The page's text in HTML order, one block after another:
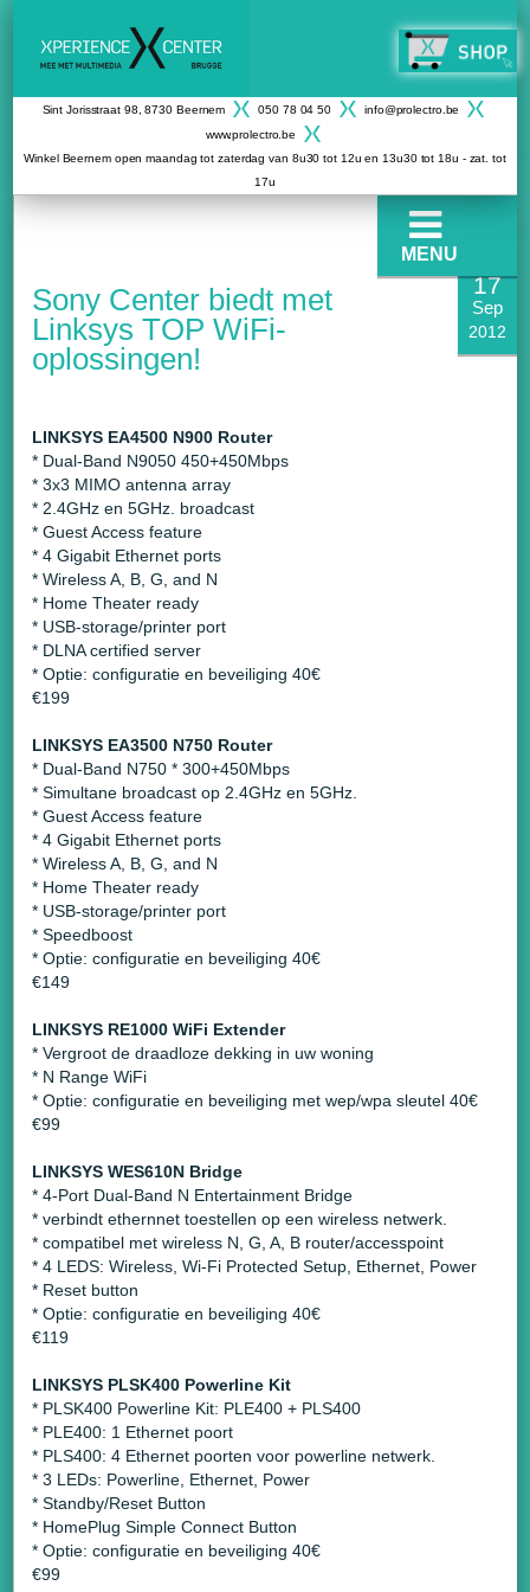
Sint Jorisstraat 98, 8730 Beernem 050 78 04 50
info@prolectro.be
www.prolectro.be
Winkel Beernem open maandag tot zaterdag van 8u30 tot 12u en 13u30 tot 18u - zat. tot
17u
17
Sep
2012
Sony Center biedt met
Linksys TOP WiFi-
oplossingen!
LINKSYS EA4500 N900 Router
* Dual-Band N9050 450+450Mbps
* 3x3 MIMO antenna array
* 2.4GHz en 5GHz. broadcast
* Guest Access feature
* 4 Gigabit Ethernet ports
* Wireless A, B, G, and N
* Home Theater ready
* USB-storage/printer port
* DLNA certified server
* Optie: configuratie en beveiliging 40€
€199
LINKSYS EA3500 N750 Router
* Dual-Band N750 * 300+450Mbps
* Simultane broadcast op 2.4GHz en 5GHz.
* Guest Access feature
* 4 Gigabit Ethernet ports
* Wireless A, B, G, and N
* Home Theater ready
* USB-storage/printer port
* Speedboost
* Optie: configuratie en beveiliging 40€
€149
LINKSYS RE1000 WiFi Extender
* Vergroot de draadloze dekking in uw woning
* N Range WiFi
* Optie: configuratie en beveiliging met wep/wpa sleutel 40€
€99
LINKSYS WES610N Bridge
* 4-Port Dual-Band N Entertainment Bridge
* verbindt ethernnet toestellen op een wireless netwerk.
* compatibel met wireless N, G, A, B router/accesspoint
* 4 LEDS: Wireless, Wi-Fi Protected Setup, Ethernet, Power
* Reset button
* Optie: configuratie en beveiliging 40€
€119
LINKSYS PLSK400 Powerline Kit
* PLSK400 Powerline Kit: PLE400 + PLS400
* PLE400: 1 Ethernet poort
* PLS400: 4 Ethernet poorten voor powerline netwerk.
* 3 LEDs: Powerline, Ethernet, Power
* Standby/Reset Button
* HomePlug Simple Connect Button
* Optie: configuratie en beveiliging 40€
€99
MENU